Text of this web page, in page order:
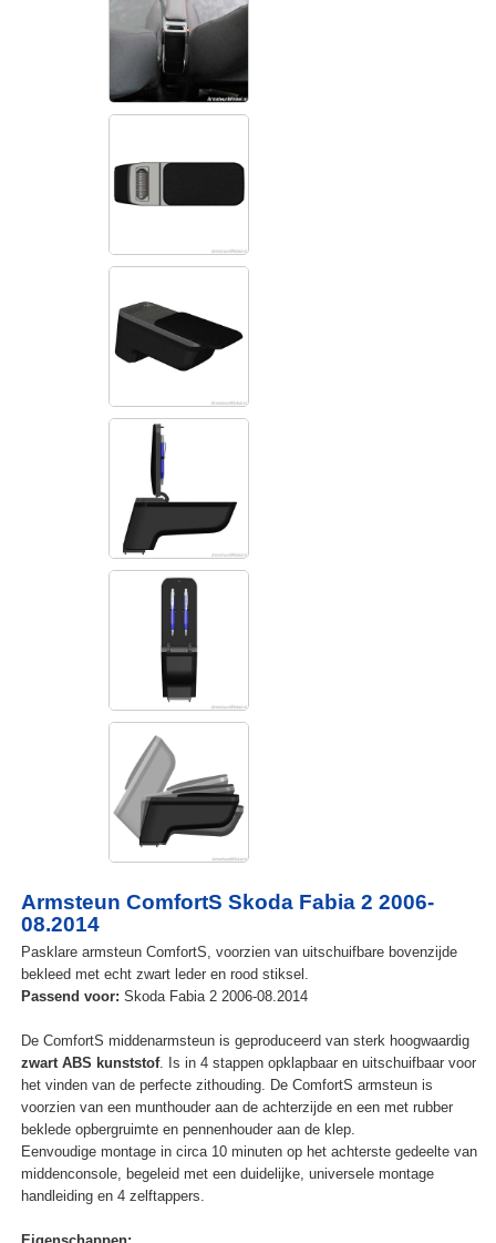
Armsteun ComfortS Skoda Fabia 2 2006-
08.2014
Pasklare armsteun ComfortS, voorzien van uitschuifbare bovenzijde
bekleed met echt zwart leder en rood stiksel.
Passend voor: Skoda Fabia 2 2006-08.2014
De ComfortS middenarmsteun is geproduceerd van sterk hoogwaardig
zwart ABS kunststof. Is in 4 stappen opklapbaar en uitschuifbaar voor
het vinden van de perfecte zithouding. De ComfortS armsteun is
voorzien van een munthouder aan de achterzijde en een met rubber
beklede opbergruimte en pennenhouder aan de klep.
Eenvoudige montage in circa 10 minuten op het achterste gedeelte van
middenconsole, begeleid met een duidelijke, universele montage
handleiding en 4 zelftappers.